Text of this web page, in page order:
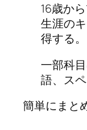
16歳か
生涯の
得する。
一部科
語、ス
簡単にまと